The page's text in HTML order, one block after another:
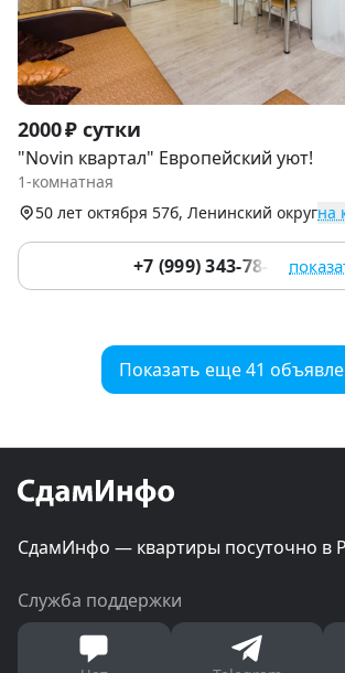
Item
1
of
2000 ₽ сутки
"Novin квартал" Европейский уют!
1-комнатная
50 лет октября 57б, Ленинский округна
+7 (999) 343-78-44
Показать еще 41
СдамИнфо — квартиры посуточно в
Служба поддержки